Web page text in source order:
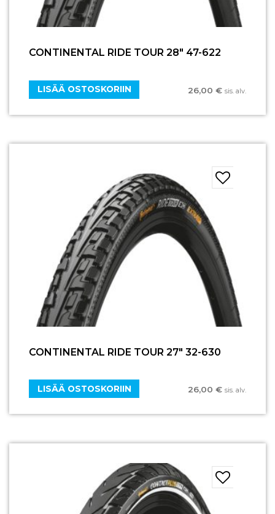
CONTINENTAL RIDE TOUR 28″ 47-622
26,00 € sis. alv.
LISÄÄ OSTOSKORIIN
CONTINENTAL RIDE TOUR 27″ 32-630
26,00 € sis. alv.
LISÄÄ OSTOSKORIIN